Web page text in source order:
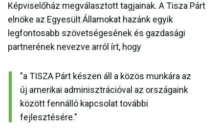
Képviselőház megválasztott tagjainak. A Tisza Párt
elnöke az Egyesült Államokat hazánk egyik
legfontosabb szövetségesének és gazdasági
partnerének nevezve arról írt, hogy
"a TISZA Párt készen áll a közös munkára az
új amerikai adminisztrációval az országaink
között fennálló kapcsolat további
fejlesztésére."